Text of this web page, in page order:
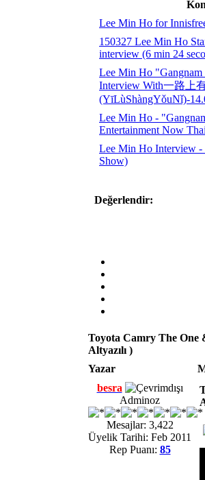
Lee Min Ho for
150327 Lee Min Ho
interview (6 min 24
Lee Min Ho "Gangnam
Interview With一路上
(YīLùShàngYǒuNǐ)-
Lee Min Ho -
Entertainment Now
Lee Min Ho Interview
Show)
Değerlendir:
Toyota Camry The
Altyazılı )
Yazar
besra
Adminoz
Mesajlar: 3,422
Üyelik Tarihi: Feb 2011
Rep Puanı: 85